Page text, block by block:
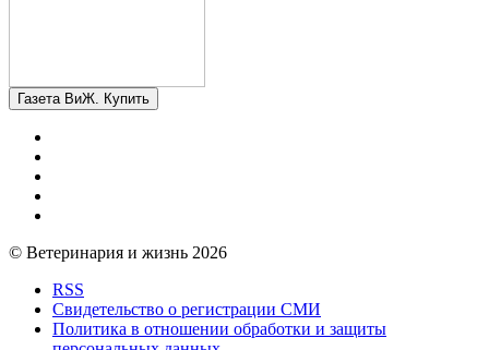
Газета ВиЖ. Купить
© Ветеринария и жизнь 2026
RSS
Свидетельство о регистрации СМИ
Политика в отношении обработки и защиты